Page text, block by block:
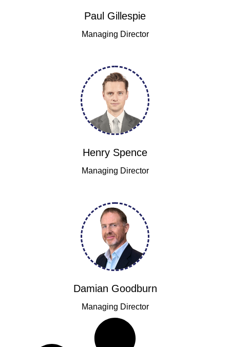
Paul Gillespie
Managing Director
Henry Spence
Managing Director
Damian Goodburn
Managing Director